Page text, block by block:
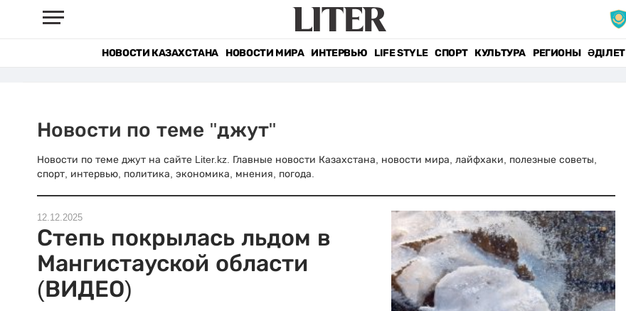
НОВОСТИ КАЗАХСТАНА НОВОСТИ МИРА ИНТЕРВЬЮ LIFE STYLE СПОРТ КУЛЬТУРА РЕГИОНЫ ӘДІЛЕТ
Новости по теме "джут"
Новости по теме джут на сайте Liter.kz. Главные новости Казахстана, новости мира, лайфхаки, полезные советы,
спорт, интервью, политика, экономика, мнения, погода.
12.12.2025
Степь покрылась льдом в
Мангистауской области
(ВИДЕО)